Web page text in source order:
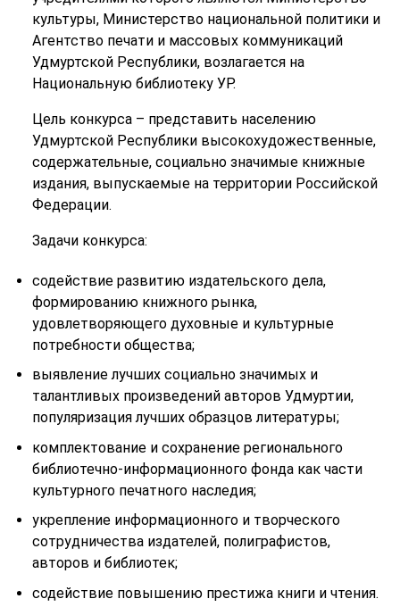
культуры, Министерство национальной политики и
Агентство печати и массовых коммуникаций
Удмуртской Республики, возлагается на
Национальную библиотеку УР.
Цель конкурса – представить населению
Удмуртской Республики высокохудожественные,
содержательные, социально значимые книжные
издания, выпускаемые на территории Российской
Федерации.
Задачи конкурса:
содействие развитию издательского дела,
формированию книжного рынка,
удовлетворяющего духовные и культурные
потребности общества;
выявление лучших социально значимых и
талантливых произведений авторов Удмуртии,
популяризация лучших образцов литературы;
комплектование и сохранение регионального
библиотечно-информационного фонда как части
культурного печатного наследия;
укрепление информационного и творческого
сотрудничества издателей, полиграфистов,
авторов и библиотек;
содействие повышению престижа книги и чтения.